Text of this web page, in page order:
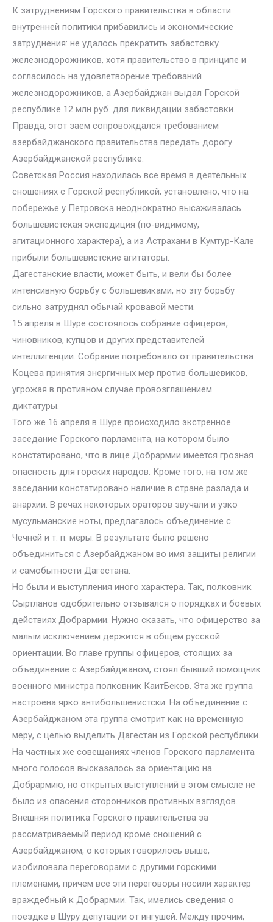
К затруднениям Горского правительства в области
внутренней политики прибавились и экономические
затруднения: не удалось прекратить забастовку
железнодорожников, хотя правительство в принципе и
согласилось на удовлетворение требований
железнодорожников, а Азербайджан выдал Горской
республике 12 млн руб. для ликвидации забастовки.
Правда, этот заем сопровождался требованием
азербайджанского правительства передать дорогу
Азербайджанской республике.
Советская Россия находилась все время в деятельных
сношениях с Горской республикой; установлено, что на
побережье у Петровска неоднократно высаживалась
большевистская экспедиция (по-видимому,
агитационного характера), а из Астрахани в Кумтур-Кале
прибыли большевистские агитаторы.
Дагестанские власти, может быть, и вели бы более
интенсивную борьбу с большевиками, но эту борьбу
сильно затруднял обычай кровавой мести.
15 апреля в Шуре состоялось собрание офицеров,
чиновников, купцов и других представителей
интеллигенции. Собрание потребовало от правительства
Коцева принятия энергичных мер против большевиков,
угрожая в противном случае провозглашением
диктатуры.
Того же 16 апреля в Шуре происходило экстренное
заседание Горского парламента, на котором было
констатировано, что в лице Добрармии имеется грозная
опасность для горских народов. Кроме того, на том же
заседании констатировано наличие в стране разлада и
анархии. В речах некоторых ораторов звучали и узко
мусульманские ноты, предлагалось объединение с
Чечней и т. п. меры. В результате было решено
объединиться с Азербайджаном во имя защиты религии
и самобытности Дагестана.
Но были и выступления иного характера. Так, полковник
Сыртланов одобрительно отзывался о порядках и боевых
действиях Добрармии. Нужно сказать, что офицерство за
малым исключением держится в общем русской
ориентации. Во главе группы офицеров, стоящих за
объединение с Азербайджаном, стоял бывший помощник
военного министра полковник КаитБеков. Эта же группа
настроена ярко антибольшевистски. На объединение с
Азербайджаном эта группа смотрит как на временную
меру, с целью выделить Дагестан из Горской республики.
На частных же совещаниях членов Горского парламента
много голосов высказалось за ориентацию на
Добрармию, но открытых выступлений в этом смысле не
было из опасения сторонников противных взглядов.
Внешняя политика Горского правительства за
рассматриваемый период кроме сношений с
Азербайджаном, о которых говорилось выше,
изобиловала переговорами с другими горскими
племенами, причем все эти переговоры носили характер
враждебный к Добрармии. Так, имелись сведения о
поездке в Шуру депутации от ингушей. Между прочим,